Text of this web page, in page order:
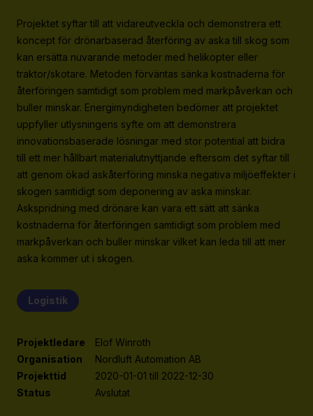
Rapporter från RE:Source
Finansiering
Utlysningar
Strategiska projekt
För dig i projekt
Om RE:Source
Programorganisation
Innovationsagenda
Projektet syftar till att vidareutveckla och demonstrera ett
koncept för drönarbaserad återföring av aska till skog som
kan ersätta nuvarande metoder med helikopter eller
traktor/skotare. Metoden förväntas sänka kostnaderna för
återföringen samtidigt som problem med markpåverkan och
buller minskar. Energimyndigheten bedömer att projektet
uppfyller utlysningens syfte om att demonstrera
innovationsbaserade lösningar med stor potential att bidra
till ett mer hållbart materialutnyttjande eftersom det syftar till
att genom ökad askåterföring minska negativa miljöeffekter i
skogen samtidigt som deponering av aska minskar.
Askspridning med drönare kan vara ett sätt att sänka
kostnaderna för återföringen samtidigt som problem med
markpåverkan och buller minskar vilket kan leda till att mer
aska kommer ut i skogen.
Logistik
Projektledare
Elof Winroth
Organisation
Nordluft Automation AB
Projekttid
2020-01-01 till 2022-12-30
Status
Avslutat